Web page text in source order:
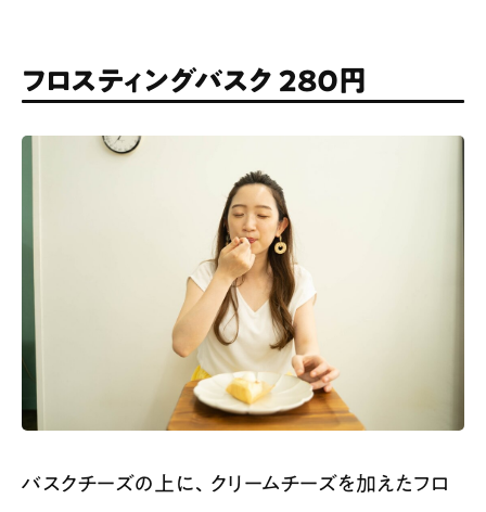
フロスティングバスク 280円
バスクチーズの上に、クリームチーズを加えたフロ